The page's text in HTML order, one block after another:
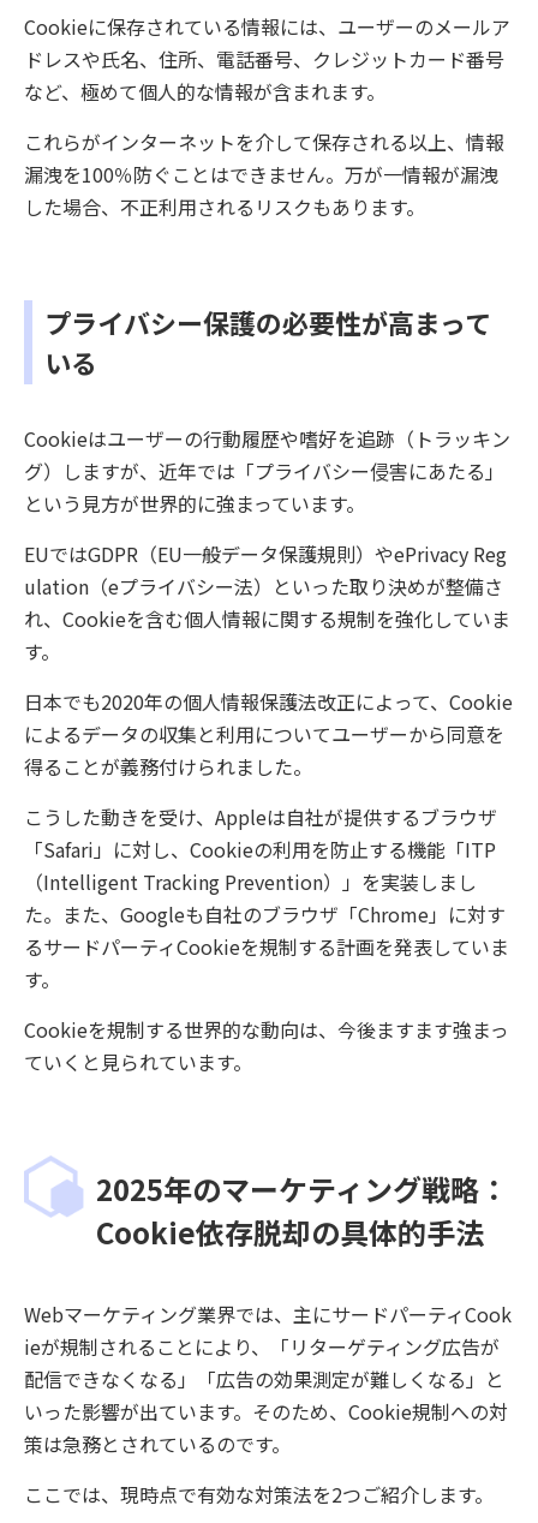
Cookieに保存されている情報には、ユーザーのメールア
ドレスや氏名、住所、電話番号、クレジットカード番号
など、極めて個人的な情報が含まれます。
これらがインターネットを介して保存される以上、情報
漏洩を100％防ぐことはできません。万が一情報が漏洩
した場合、不正利用されるリスクもあります。
プライバシー保護の必要性が高まって
いる
Cookieはユーザーの行動履歴や嗜好を追跡（トラッキン
グ）しますが、近年では「プライバシー侵害にあたる」
という見方が世界的に強まっています。
EUではGDPR（EU一般データ保護規則）やePrivacy Reg
ulation（eプライバシー法）といった取り決めが整備さ
れ、Cookieを含む個人情報に関する規制を強化していま
す。
日本でも2020年の個人情報保護法改正によって、Cookie
によるデータの収集と利用についてユーザーから同意を
得ることが義務付けられました。
こうした動きを受け、Appleは自社が提供するブラウザ
「Safari」に対し、Cookieの利用を防止する機能「ITP
（Intelligent Tracking Prevention）」を実装しまし
た。また、Googleも自社のブラウザ「Chrome」に対す
るサードパーティCookieを規制する計画を発表していま
す。
Cookieを規制する世界的な動向は、今後ますます強まっ
ていくと見られています。
2025年のマーケティング戦略：
Cookie依存脱却の具体的手法
Webマーケティング業界では、主にサードパーティCook
ieが規制されることにより、「リターゲティング広告が
配信できなくなる」「広告の効果測定が難しくなる」と
いった影響が出ています。そのため、Cookie規制への対
策は急務とされているのです。
ここでは、現時点で有効な対策法を2つご紹介します。